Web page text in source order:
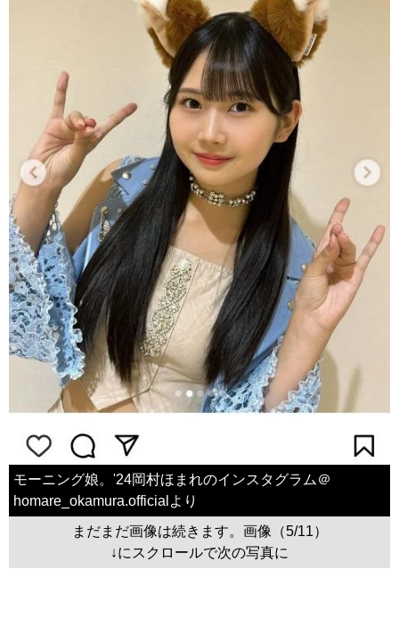
モーニング娘。'24岡村ほまれのインスタグラム＠
homare_okamura.officialより
まだまだ画像は続きます。画像（5/11）
↓にスクロールで次の写真に